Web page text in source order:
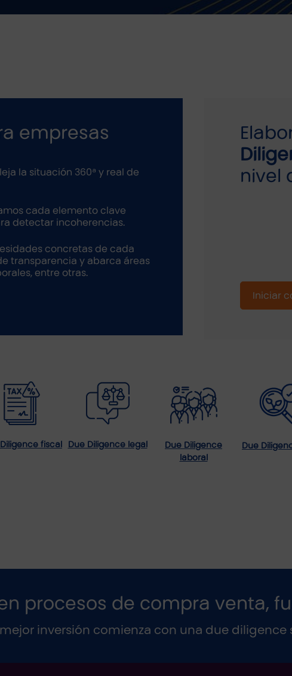
empresas
la situación 360ª y real de
cada elemento clave
detectar incoherencias.
concretas de cada
transparencia y abarca áreas
entre otras.
nivel
Iniciar
fiscal Due Diligence legal
Due Diligence
laboral
Due
procesos de compra venta,
inversión comienza con una due diligence